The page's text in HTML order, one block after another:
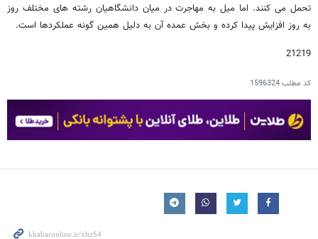
تحمل می کنند. اما میل به مهاجرت در میان دانشگاهیان رشته های مختلف روز
به روز افزایش پیدا کرده و بخش عمده آن به دلیل همین گونه عملکردها است.
21219
کد مطلب1596324